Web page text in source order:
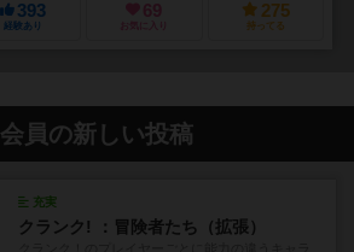
393
経験あり
69
お気に入り
275
持ってる
会員の新しい投稿
充実
クランク! ：冒険者たち（拡張）